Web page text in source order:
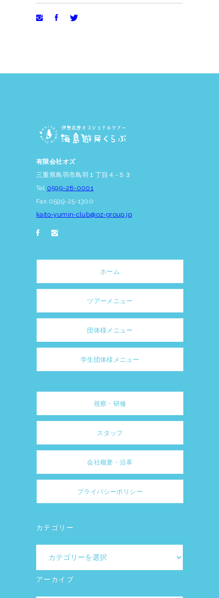
有限会社オズ
三重県鳥羽市鳥羽１丁目４−５３
Tel. 0599-28-0001
Fax.0599-25-1300
kaito-yumin-club@oz-group.jp
ホーム
ツアーメニュー
団体様メニュー
学生団体様メニュー
視察・研修
スタッフ
会社概要・沿革
プライバシーポリシー
カテゴリー
アーカイブ